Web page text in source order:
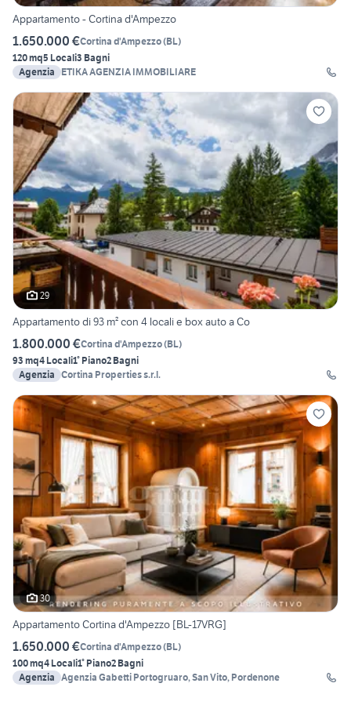
Appartamento - Cortina d'Ampezzo
1.650.000 €Cortina d'Ampezzo(BL)
120 mq5 Locali3 Bagni
Agenzia
ETIKA AGENZIA IMMOBILIARE
29
Appartamento di 93 m² con 4 locali e box auto a Co
1.800.000 €Cortina d'Ampezzo(BL)
93 mq4 Locali1° Piano2 Bagni
Agenzia Cortina Properties s.r.l.
30
Appartamento Cortina d'Ampezzo [BL-17VRG]
1.650.000 €Cortina d'Ampezzo(BL)
100 mq4 Locali1° Piano2 Bagni
Agenzia Agenzia Gabetti Portogruaro, San Vito, Pordenone